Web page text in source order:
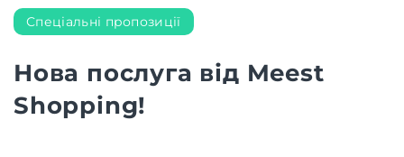
Спеціальні пропозиції
Нова послуга від Meest
Shopping!